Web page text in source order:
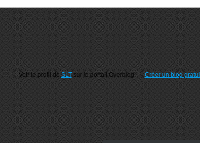
Voir le profil deSLTsur le portail Overblog Créer un blog